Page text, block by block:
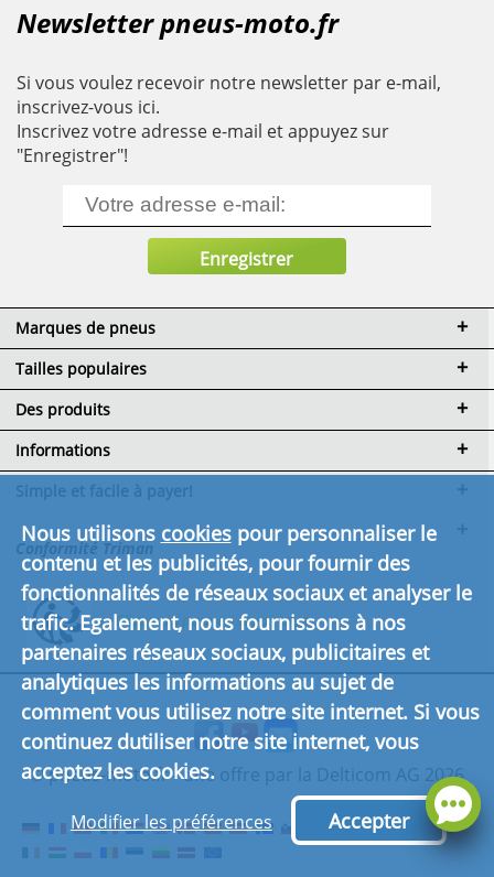
Newsletter pneus-moto.fr
Si vous voulez recevoir notre newsletter par e-mail,
inscrivez-vous ici.
Inscrivez votre adresse e-mail et appuyez sur
"Enregistrer"!
Marques de pneus
Tailles populaires
Des produits
Informations
et de livraison
Inscription partenaire de
Conformité Triman
Cliquez ici pour en savoir plus.
© pneus-moto.fr - une offre par la Delticom AG 2026
Nous utilisons cookiespour personnaliser le
contenu et les publicités, pour fournir des
fonctionnalités de réseaux sociaux et analyser le
trafic. Egalement, nous fournissons à nos
partenaires réseaux sociaux, publicitaires et
analytiques les informations au sujet de
comment vous utilisez notre site internet. Si vous
continuez dutiliser notre site internet, vous
acceptez les cookies.
Modifier les préférences Accepter